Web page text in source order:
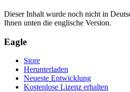
Dieser Inhalt wurde noch nicht in
Ihnen unten die englische Version.
Eagle
Store
Herunterladen
Neueste Entwicklung
Kostenlose Lizenz erhalten